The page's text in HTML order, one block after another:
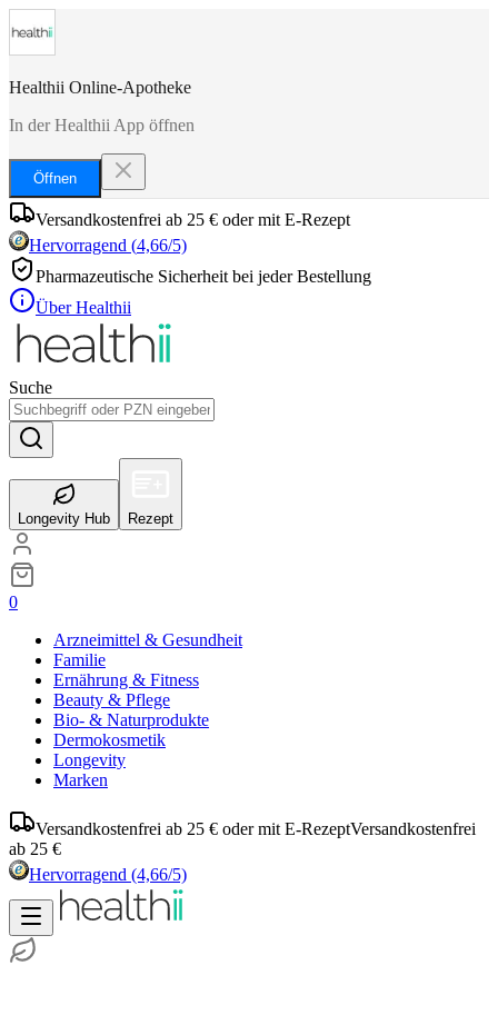
Healthii Online-Apotheke
In der Healthii App öffnen
Öffnen
Versandkostenfrei ab 25 € oder mit E-Rezept
Hervorragend (4,66/5)
Pharmazeutische Sicherheit bei jeder Bestellung
Über Healthii
Suche
Longevity Hub Rezept
0
Arzneimittel & Gesundheit
Familie
Ernährung & Fitness
Beauty & Pflege
Bio- & Naturprodukte
Dermokosmetik
Longevity
Marken
Versandkostenfrei ab 25 € oder mit E-RezeptVersandkostenfrei
ab 25 €
Hervorragend (4,66/5)